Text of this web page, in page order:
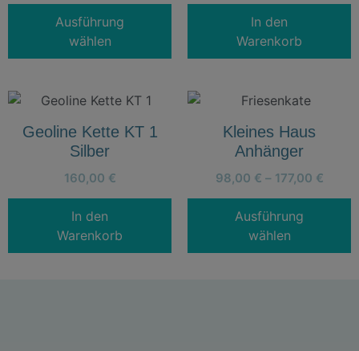
Ausführung
wählen
In den
Warenkorb
Geoline Kette KT 1
Silber
160,00 €
In den
Warenkorb
Kleines Haus
Anhänger
98,00 € – 177,00 €
Ausführung
wählen